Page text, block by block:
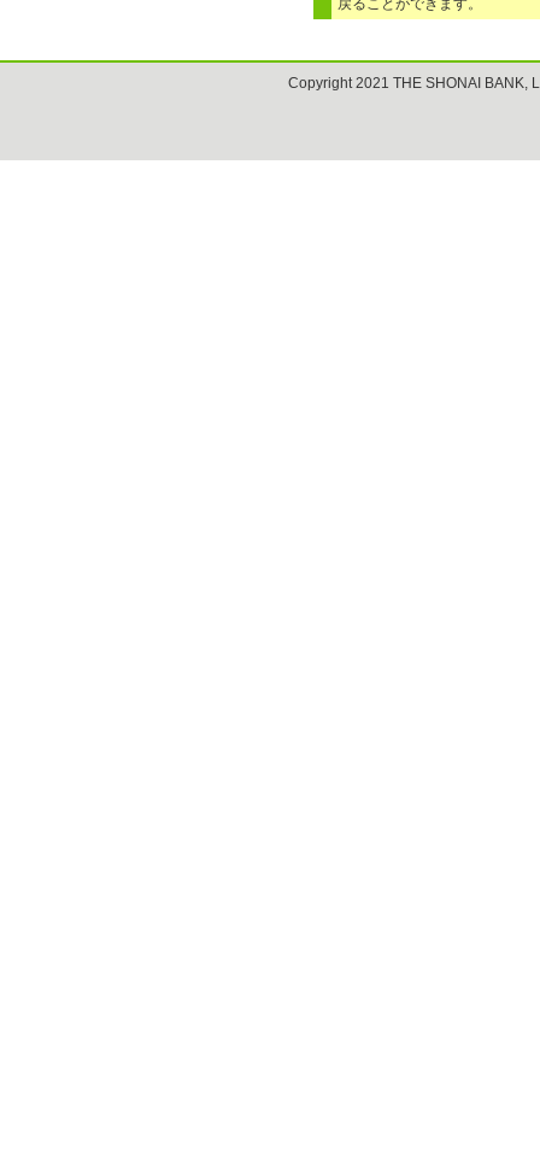
戻ることができます。
Copyright 2021 THE SHONAI BANK,